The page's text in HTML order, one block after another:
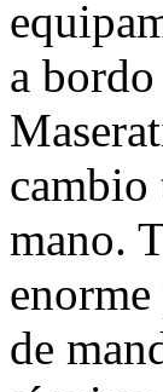
a
cambio
mano.
de